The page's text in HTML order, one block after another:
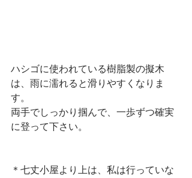
ハシゴに使われている樹脂製の擬木
は、雨に濡れると滑りやすくなりま
す。
両手でしっかり掴んで、一歩ずつ確実
に登って下さい。
＊七丈小屋より上は、私は行っていな